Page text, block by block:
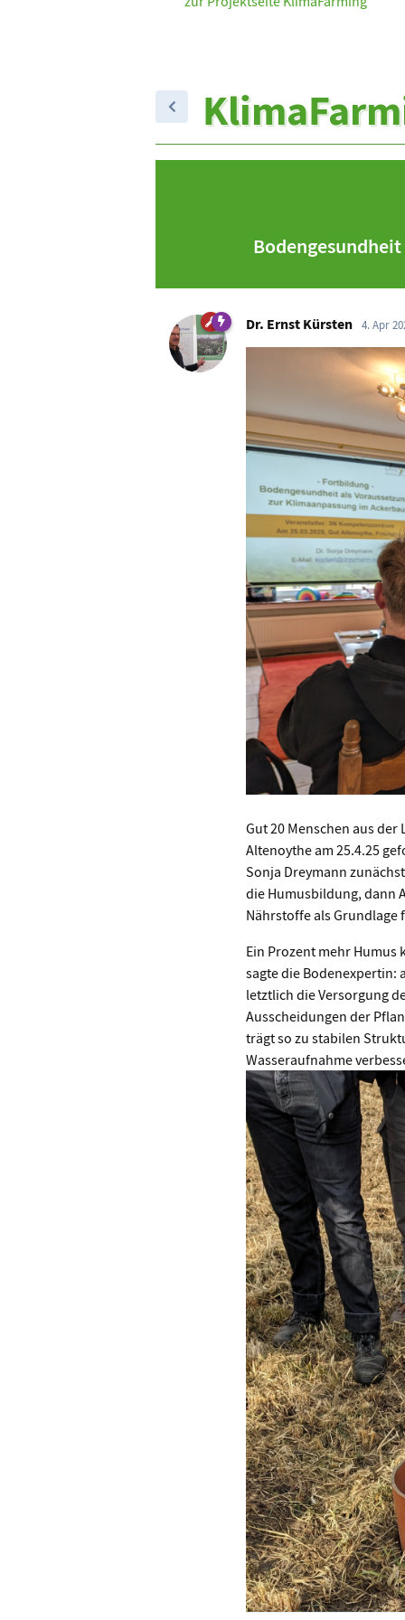
Dr. Ernst Kürsten 4. Apr
Gut 20 Menschen aus
Altenoythe am 25.4.25
Sonja Dreymann
die Humusbildung, dann
Nährstoffe als
Ein Prozent mehr Humus
sagte die Bodenexpertin:
letztlich die Versorgung
Ausscheidungen der
trägt so zu stabilen
Wasseraufnahme